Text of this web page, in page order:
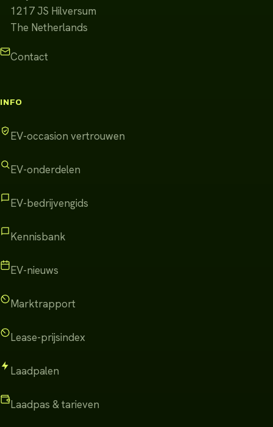
1217 JS Hilversum
The Netherlands
Contact
INFO
EV-occasion vertrouwen
EV-onderdelen
EV-bedrijvengids
Kennisbank
EV-nieuws
Marktrapport
Lease-prijsindex
Laadpalen
Laadpas & tarieven